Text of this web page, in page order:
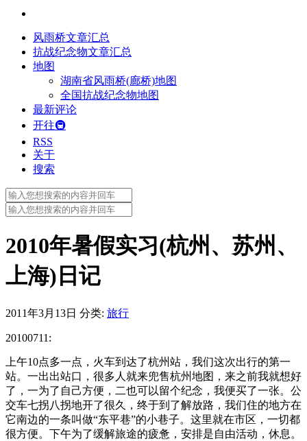
风雨桥文章汇总
抗战纪念物文章汇总
地图
湖南省风雨桥(廊桥)地图
全国抗战纪念物地图
最新评论
开往🚇
RSS
关于
搜索
Search
for:
Search
for:
2010年暑假实习(杭州、苏州、
上海)日记
2011年3月13日 分类: 旅行
20100711:
上午10点多一点，火车到达了杭州站，我们这次出行的第一
站。一出出站口，很多人就来兜售杭州地图，来之前我就想好
了，一为了自己方便，二也可以留个纪念，我便买了一张。公
交车七拐八拐地开了很久，终于到了解放路，我们住的地方在
它南边的一条叫做“东平巷”的小巷子。这里就在市区，一切都
很方便。下午为了缓解旅途的疲惫，安排是自由活动，休息。